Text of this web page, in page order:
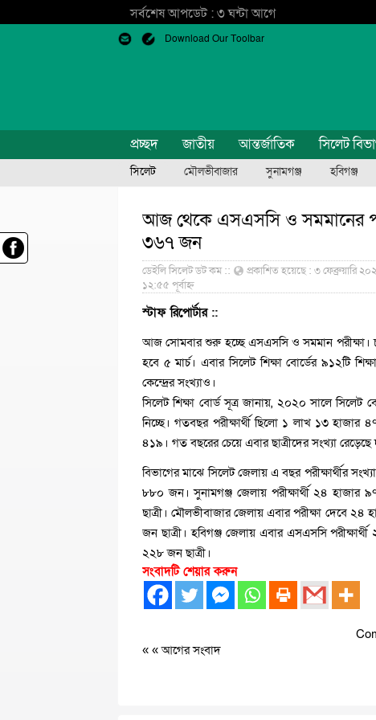
সর্বশেষ আপডেট : ৩ ঘন্টা আগে
Download Our Toolbar
প্রচ্ছদ জাতীয় আন্তর্জাতিক সিলেট
সিলেট মৌলভীবাজার সুনামগঞ্জ হবিগঞ্জ
আজ থেকে এসএসসি ও সমমানের
৩৬৭ জন
ডেইলি সিলেট ডট কম ::
প্রকাশিত হয়েছে : ৩ ফেব্রুয়ারি
১২:৫৫ পূর্বাহ্ন
স্টাফ রিপোর্টার ::
আজ সোমবার শুরু হচ্ছে এসএসসি ও সমমান পরীক্ষা।
হবে ৫ মার্চ। এবার সিলেট শিক্ষা বোর্ডের ৯১২টি
কেন্দ্রের সংখ্যাও।
সিলেট শিক্ষা বোর্ড সূত্র জানায়, ২০২০ সালে সিলেট
নিচ্ছে। গতবছর পরীক্ষার্থী ছিলো ১ লাখ ১৩ হাজার
৪১৯। গত বছরের চেয়ে এবার ছাত্রীদের সংখ্যা
বিভাগের মাঝে সিলেট জেলায় এ বছর পরীক্ষার্থীর
৮৮০ জন। সুনামগঞ্জ জেলায় পরীক্ষার্থী ২৪
ছাত্রী। মৌলভীবাজার জেলায় এবার পরীক্ষা দেবে
জন ছাত্রী। হবিগঞ্জ জেলায় এবার এসএসসি
২২৮ জন ছাত্রী।
সংবাদটি শেয়ার করুন
« «আগের সংবাদ